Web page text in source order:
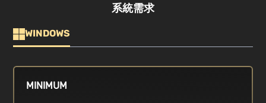
系統需求
WINDOWS
MINIMUM